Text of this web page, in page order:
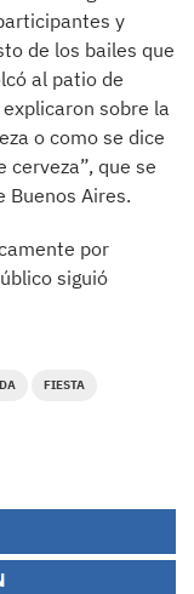
y
de los bailes que
al patio de
sobre la
o como se dice
que se
Buenos Aires.
por
siguió
FIESTA